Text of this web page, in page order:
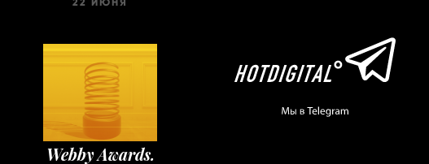
Webby Awards.
Winners 2020
Мария Слесарева
22 МАЯ